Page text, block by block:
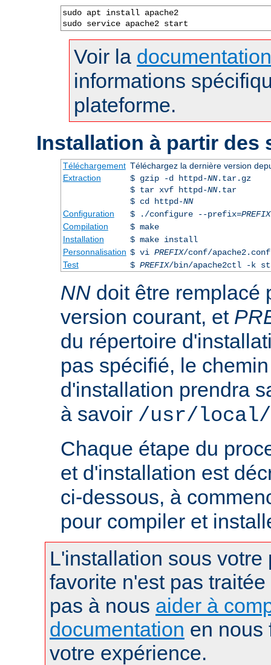
sudo apt install apache2
sudo service apache2 start
Voir la
informations
plateforme.
Installation à partir des
Téléchargement Téléchargez la dernière version
Extraction
$ gzip -d httpd-NN.tar.gz
$ tar xvf httpd-NN.tar
$ cd httpd-NN
Configuration
$ ./configure --prefix=PREFIX
Compilation
$ make
Installation
$ make install
Personnalisation $ vi PREFIX/conf/apache2.conf
Test
$ PREFIX/bin/apache2ctl -k
NN doit être remplacé
version courant, et
du répertoire
pas spécifié, le
d'installation prendra
à savoir /usr/local/
Chaque étape du
et d'installation est
ci-dessous, à
pour compiler et
L'installation sous votre
favorite n'est pas
pas à nous aider à
documentation en nous
votre expérience.